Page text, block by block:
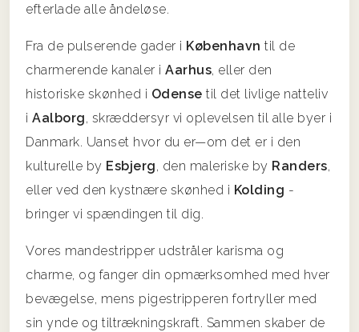
efterlade alle åndeløse.
Fra de pulserende gader i København til de
charmerende kanaler i Aarhus, eller den
historiske skønhed i Odense til det livlige natteliv
i Aalborg, skræddersyr vi oplevelsen til alle byer i
Danmark. Uanset hvor du er—om det er i den
kulturelle by Esbjerg, den maleriske by Randers,
eller ved den kystnære skønhed i Kolding -
bringer vi spændingen til dig.
Vores mandestripper udstråler karisma og
charme, og fanger din opmærksomhed med hver
bevægelse, mens pigestripperen fortryller med
sin ynde og tiltrækningskraft. Sammen skaber de